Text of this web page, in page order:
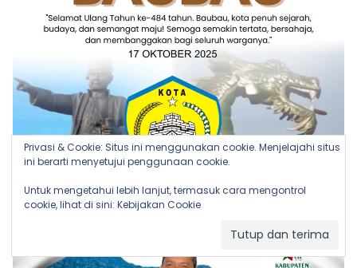
Privasi & Cookie: Situs ini menggunakan cookie. Menjelajahi situs
ini berarti menyetujui penggunaan cookie.
Untuk mengetahui lebih lanjut, termasuk cara mengontrol
cookie, lihat di sini: Kebijakan Cookie